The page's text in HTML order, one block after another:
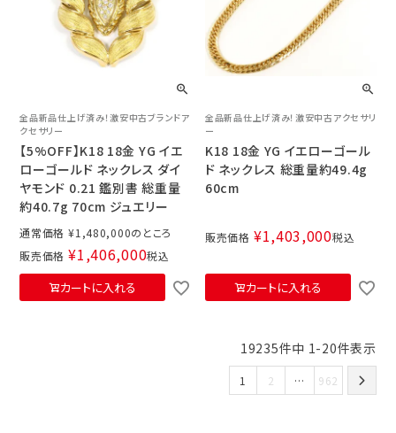
全品新品仕上げ済み！激安中古ブランドア
クセサリー
【5%OFF】K18 18金 YG イエ
ローゴールド ネックレス ダイ
ヤモンド 0.21 鑑別書 総重量
約40.7g 70cm ジュエリー
通常価格 ¥1,480,000
販売価格 ¥1,406,000税込
カートに入れる
全品新品仕上げ済み！激安中古アクセサリ
ー
K18 18金 YG イエローゴール
ド ネックレス 総重量約49.4g
60cm
販売価格 ¥1,403,000税込
カートに入れる
19235件中 1-20件表示
1 2 … 962